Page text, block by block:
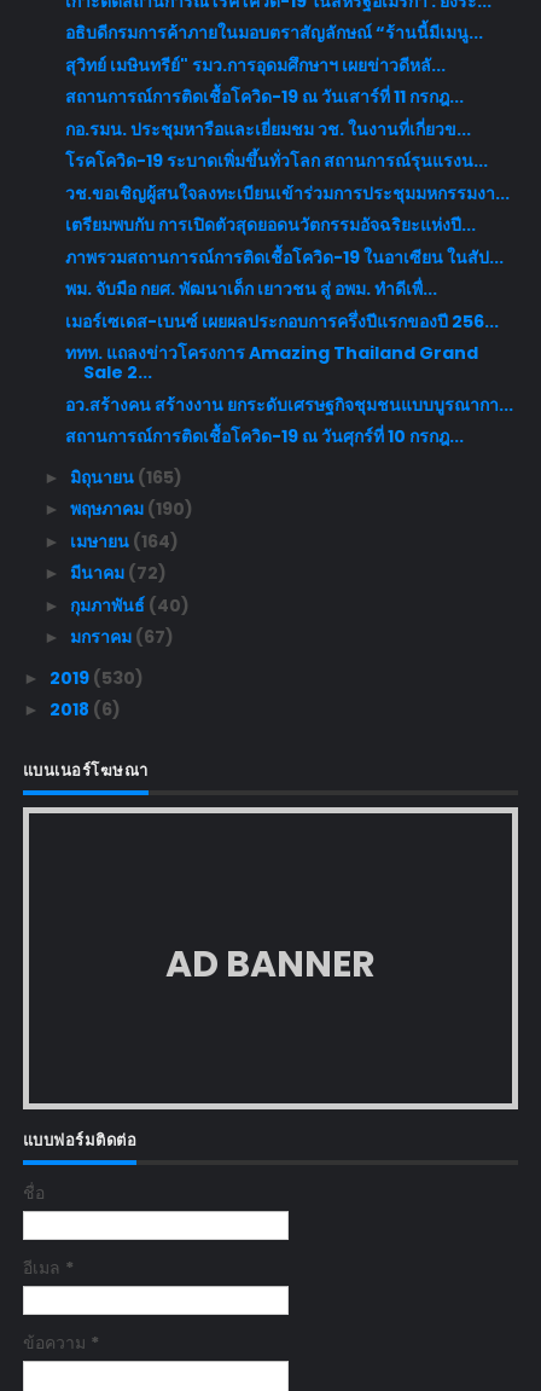
อธิบดีกรมการค้าภายในมอบตราสัญลักษณ์ “ร้านนี้มีเมนู...
สุวิทย์ เมษินทรีย์" รมว.การอุดมศึกษาฯ เผยข่าวดีหลั...
สถานการณ์การติดเชื้อโควิด-19 ณ วันเสาร์ที่ 11 กรกฎ...
กอ.รมน. ประชุมหารือและเยี่ยมชม วช. ในงานที่เกี่ยวข...
โรคโควิด-19 ระบาดเพิ่มขึ้นทั่วโลก สถานการณ์รุนแรงน...
วช.ขอเชิญผู้สนใจลงทะเบียนเข้าร่วมการประชุมมหกรรมงา...
เตรียมพบกับ การเปิดตัวสุดยอดนวัตกรรมอัจฉริยะแห่งปี...
ภาพรวมสถานการณ์การติดเชื้อโควิด-19 ในอาเซียน ในสัป...
พม. จับมือ กยศ. พัฒนาเด็ก เยาวชน สู่ อพม. ทำดีเพื่...
เมอร์เซเดส-เบนซ์ เผยผลประกอบการครึ่งปีแรกของปี 256...
ททท. แถลงข่าวโครงการ Amazing Thailand Grand
Sale 2...
อว.สร้างคน สร้างงาน ยกระดับเศรษฐกิจชุมชนแบบบูรณากา...
สถานการณ์การติดเชื้อโควิด-19 ณ วันศุกร์ที่ 10 กรกฎ...
► มิถุนายน (165)
► พฤษภาคม (190)
► เมษายน (164)
► มีนาคม (72)
► กุมภาพันธ์ (40)
► มกราคม (67)
► 2019 (530)
► 2018 (6)
แบนเนอร์โฆษณา
AD BANNER
แบบฟอร์มติดต่อ
ชื่อ
อีเมล *
ข้อความ *